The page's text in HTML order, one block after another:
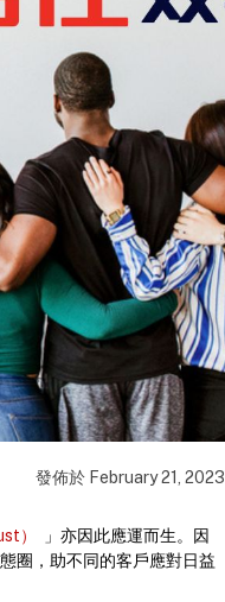
發佈於 February 21, 2023
）
」亦因此應運而生。因
圈，助不同的客戶應對日益